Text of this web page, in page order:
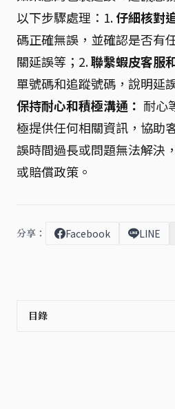
以下步驟處理：1.仔細核對
碼正確無誤，並確認是否有
關延誤等；2.聯繫蝦皮客服
單號碼和追蹤號碼，說明延
保持耐心和積極溝通： 耐心
極提供任何相關資訊，協助
誤時間過長或問題無法解決
或賠償政策。
分享： Facebook LINE
目錄